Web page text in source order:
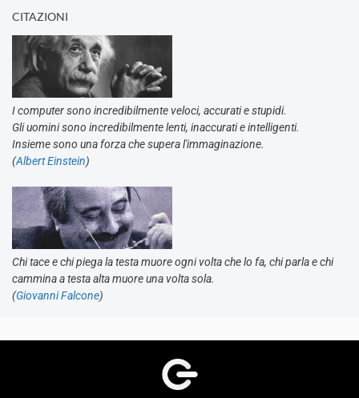
CITAZIONI
I computer sono incredibilmente veloci, accurati e stupidi.
Gli uomini sono incredibilmente lenti, inaccurati e intelligenti.
Insieme sono una forza che supera l'immaginazione.
(Albert Einstein)
Chi tace e chi piega la testa muore ogni volta che lo fa, chi parla e chi
cammina a testa alta muore una volta sola.
(Giovanni Falcone)